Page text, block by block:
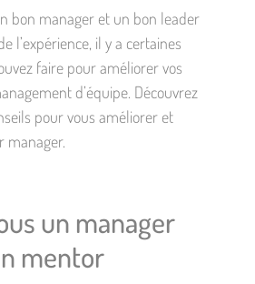
bon manager et un bon leader
l’expérience, il y a certaines
faire pour améliorer vos
d’équipe. Découvrez
pour vous améliorer et
manager.
un manager
mentor